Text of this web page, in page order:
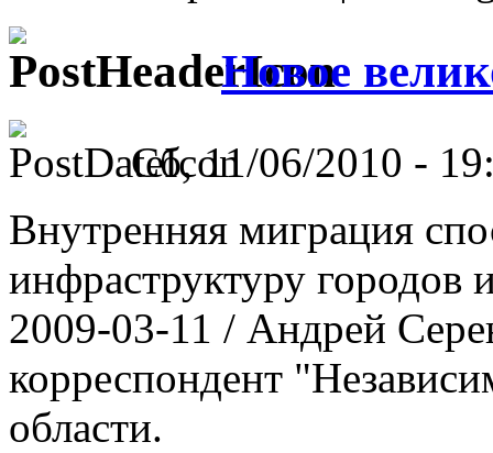
Новое
Сб, 11/06/2010 -
Внутренняя миграция
инфраструктуру городов
2009-03-11 / Андрей
корреспондент
области.